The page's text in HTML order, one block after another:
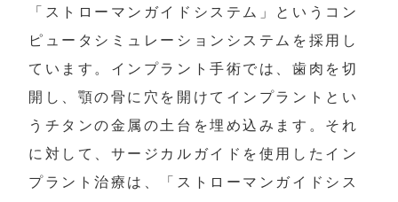
「ストローマンガイドシステム」というコン
ピュータシミュレーションシステムを採用し
ています。インプラント手術では、歯肉を切
開し、顎の骨に穴を開けてインプラントとい
うチタンの金属の土台を埋め込みます。それ
に対して、サージカルガイドを使用したイン
プラント治療は、「ストローマンガイドシス